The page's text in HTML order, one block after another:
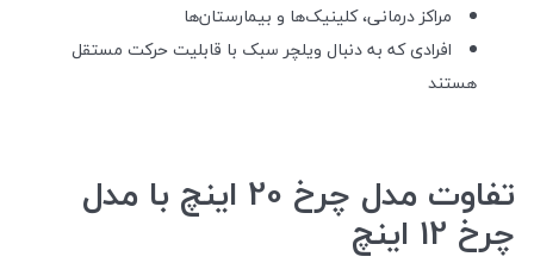
مراکز درمانی، کلینیک‌ها و بیمارستان‌ها
افرادی که به دنبال ویلچر سبک با قابلیت حرکت مستقل
هستند
تفاوت مدل چرخ 20 اینچ با مدل
چرخ 12 اینچ